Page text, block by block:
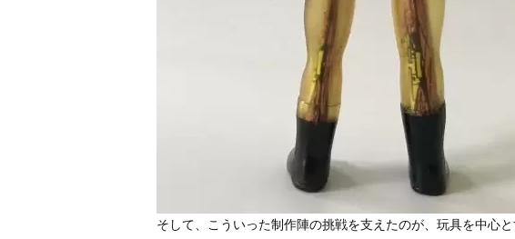
そして、こういった制作陣の挑戦を支えたのが、玩具を中心